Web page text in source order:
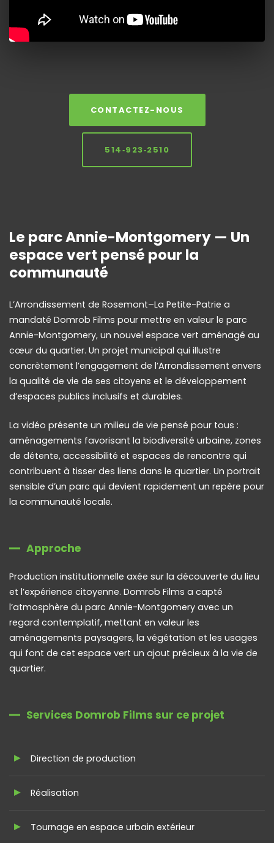
CONTACTEZ-NOUS
514‑923‑2510
Le parc Annie-Montgomery — Un
espace vert pensé pour la
communauté
L’Arrondissement de Rosemont–La Petite-Patrie a
mandaté Domrob Films pour mettre en valeur le parc
Annie-Montgomery, un nouvel espace vert aménagé au
cœur du quartier. Un projet municipal qui illustre
concrètement l’engagement de l’Arrondissement envers
la qualité de vie de ses citoyens et le développement
d’espaces publics inclusifs et durables.
La vidéo présente un milieu de vie pensé pour tous :
aménagements favorisant la biodiversité urbaine, zones
de détente, accessibilité et espaces de rencontre qui
contribuent à tisser des liens dans le quartier. Un portrait
sensible d’un parc qui devient rapidement un repère pour
la communauté locale.
Approche
Production institutionnelle axée sur la découverte du lieu
et l’expérience citoyenne. Domrob Films a capté
l’atmosphère du parc Annie-Montgomery avec un
regard contemplatif, mettant en valeur les
aménagements paysagers, la végétation et les usages
qui font de cet espace vert un ajout précieux à la vie de
quartier.
Services Domrob Films sur ce projet
Direction de production
Réalisation
Tournage en espace urbain extérieur